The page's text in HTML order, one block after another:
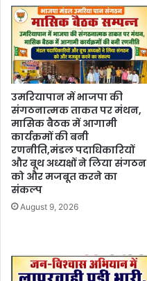
उमरियापान में भाजपा की
संगठनात्मक ताकत पर मंथन,
मासिक बैठक में आगामी
कार्यक्रमों की बनी
रणनीति,मंडल पदाधिकारियों
और बूथ अध्यक्षों ने लिया संगठन
को और मजबूत करने का
संकल्प
August 9, 2026